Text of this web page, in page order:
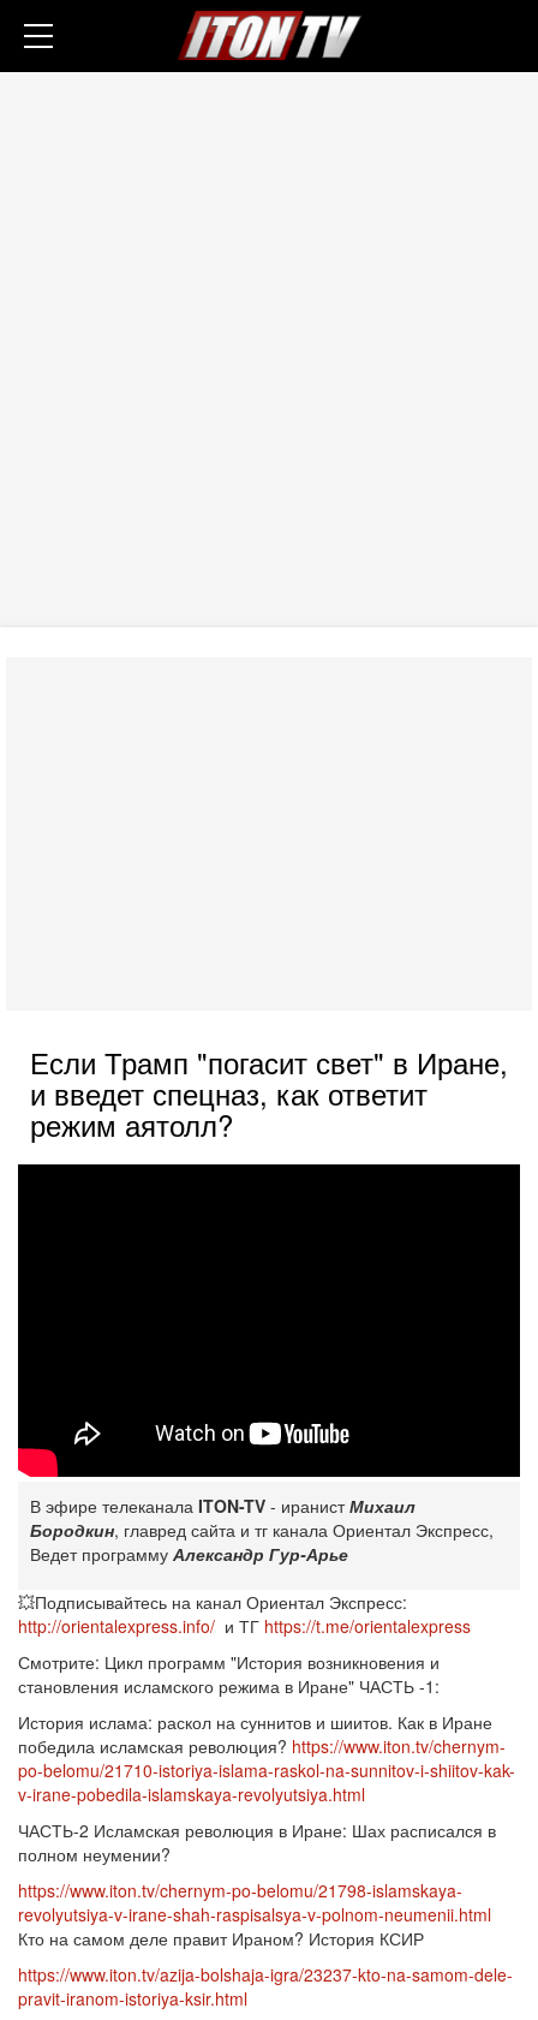
Если Трамп "погасит свет" в Иране,
и введет спецназ, как ответит
режим аятолл?
В эфире телеканала ITON-TV - иранистМихаил
Бородкин, главред сайта и тг канала Ориентал Экспресс,
Ведет программу Александр Гур-Арье
💥Подписывайтесь на канал Ориентал Экспресс:
http://orientalexpress.info/ и ТГ https://t.me/orientalexpress
Смотрите: Цикл программ "История возникновения и
становления исламского режима в Иране" ЧАСТЬ -1:
История ислама: раскол на суннитов и шиитов. Как в Иране
победила исламская революция? https://www.iton.tv/chernym-
po-belomu/21710-istoriya-islama-raskol-na-sunnitov-i-shiitov-kak-
v-irane-pobedila-islamskaya-revolyutsiya.html
ЧАСТЬ-2 Исламская революция в Иране: Шах расписался в
полном неумении?
https://www.iton.tv/chernym-po-belomu/21798-islamskaya-
revolyutsiya-v-irane-shah-raspisalsya-v-polnom-neumenii.html
Кто на самом деле правит Ираном? История КСИР
https://www.iton.tv/azija-bolshaja-igra/23237-kto-na-samom-dele-
pravit-iranom-istoriya-ksir.html